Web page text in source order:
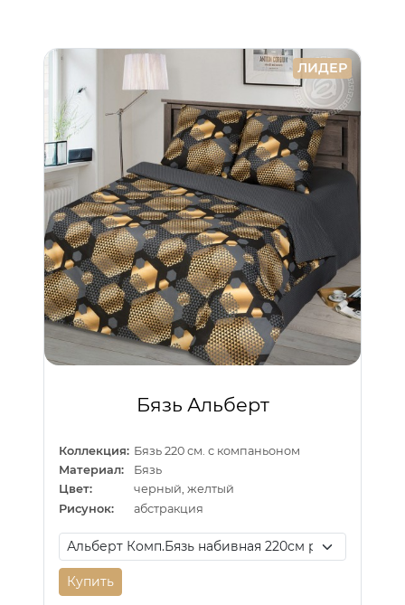
ЛИДЕР
Бязь Альберт
Коллекция: Бязь 220 см. с компаньоном
Материал:
Бязь
Цвет:
черный, желтый
Рисунок:
абстракция
Купить